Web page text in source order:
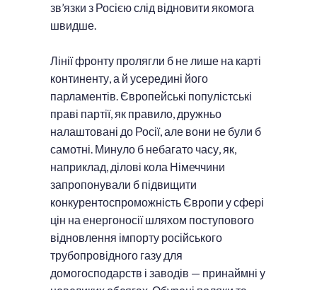
зв’язки з Росією слід відновити якомога
швидше.
Лінії фронту пролягли б не лише на карті
континенту, а й усередині його
парламентів. Європейські популістські
праві партії, як правило, дружньо
налаштовані до Росії, але вони не були б
самотні. Минуло б небагато часу, як,
наприклад, ділові кола Німеччини
запропонували б підвищити
конкурентоспроможність Європи у сфері
цін на енергоносії шляхом поступового
відновлення імпорту російського
трубопровідного газу для
домогосподарств і заводів — принаймні у